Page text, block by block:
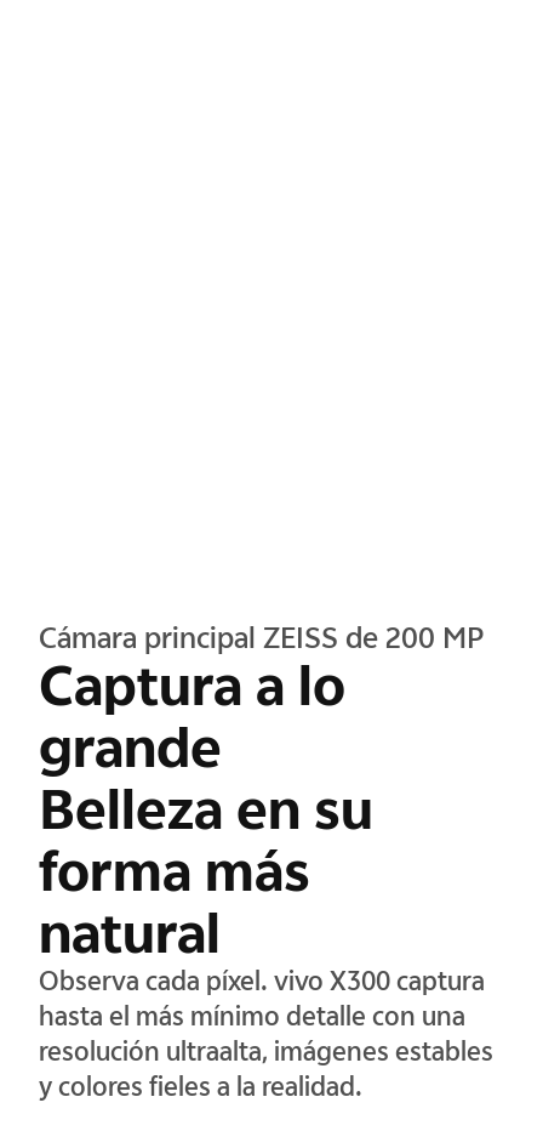
Cámara principal ZEISS de 200 MP
Captura a lo
grande
Belleza en su
forma más
natural
Observa cada píxel. vivo X300 captura
hasta el más mínimo detalle con una
resolución ultraalta, imágenes estables
y colores fieles a la realidad.